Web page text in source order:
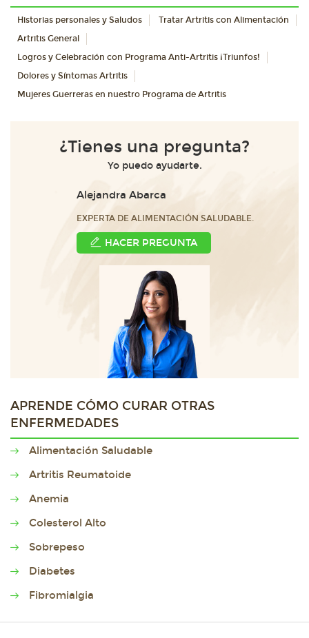
Historias personales y Saludos
Tratar Artritis con Alimentación
Artritis General
Logros y Celebración con Programa Anti-Artritis ¡Triunfos!
Dolores y Síntomas Artritis
Mujeres Guerreras en nuestro Programa de Artritis
¿Tienes una pregunta?
Yo puedo ayudarte.
Alejandra Abarca
EXPERTA DE ALIMENTACIÓN SALUDABLE.
HACER PREGUNTA
APRENDE CÓMO CURAR OTRAS
ENFERMEDADES
Alimentación Saludable
Artritis Reumatoide
Anemia
Colesterol Alto
Sobrepeso
Diabetes
Fibromialgia